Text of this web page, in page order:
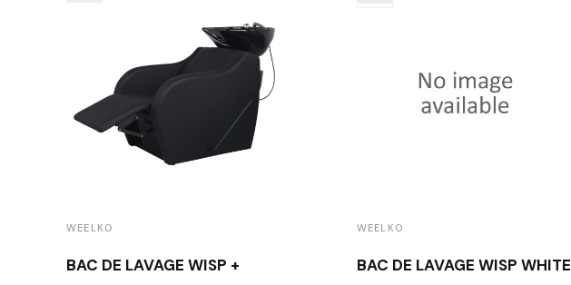
WEELKO
BAC DE LAVAGE WISP +
WEELKO
BAC DE LAVAGE WISP WHITE